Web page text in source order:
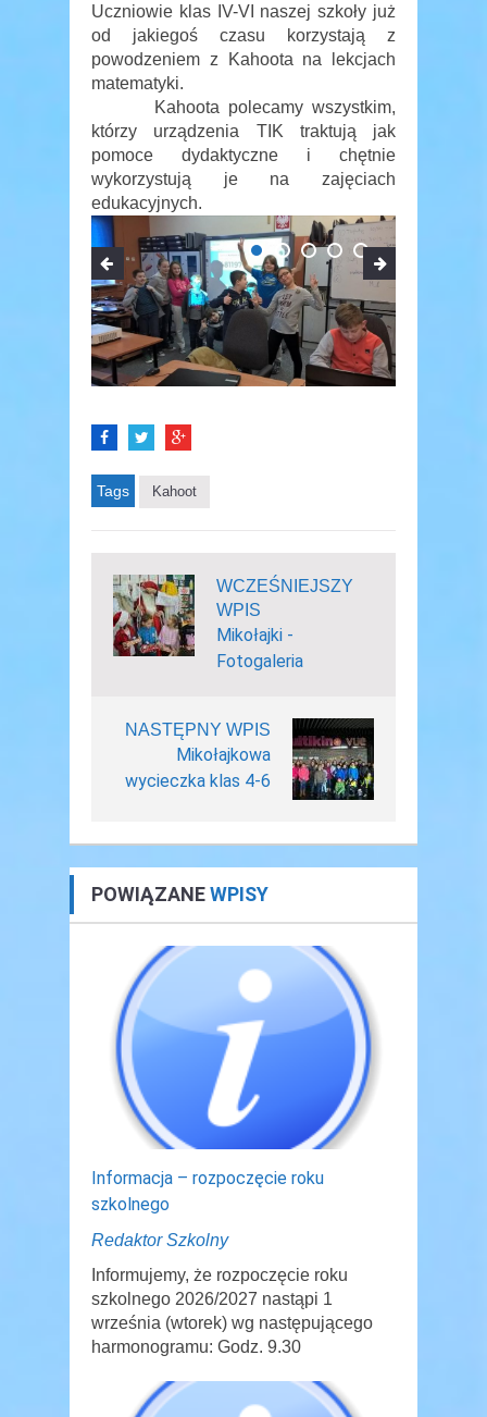
Uczniowie klas IV-VI naszej szkoły już
od jakiegoś czasu korzystają z
powodzeniem z Kahoota na lekcjach
matematyki.
Kahoota polecamy wszystkim,
którzy urządzenia TIK traktują jak
pomoce dydaktyczne i chętnie
wykorzystują je na zajęciach
edukacyjnych.
Tags Kahoot
WCZEŚNIEJSZY
WPIS
Mikołajki -
Fotogaleria
NASTĘPNY WPIS
Mikołajkowa
wycieczka klas 4-6
POWIĄZANEWPISY
Informacja – rozpoczęcie roku
szkolnego
Redaktor Szkolny
Informujemy, że rozpoczęcie roku
szkolnego 2026/2027 nastąpi 1
września (wtorek) wg następującego
harmonogramu: Godz. 9.30